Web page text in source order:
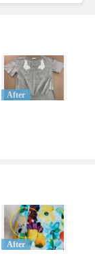
After
After